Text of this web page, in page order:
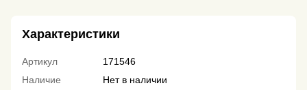
Характеристики
Артикул
171546
Наличие
Нет в наличии